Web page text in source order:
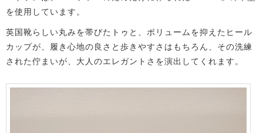
を使用しています。
英国靴らしい丸みを帯びたトゥと、ボリュームを抑えたヒール
カップが、履き心地の良さと歩きやすさはもちろん、その洗練
された佇まいが、大人のエレガントさを演出してくれます。